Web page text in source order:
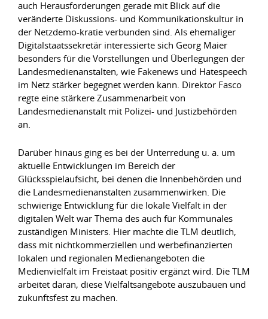
auch Herausforderungen gerade mit Blick auf die
veränderte Diskussions- und Kommunikationskultur in
der Netzdemo-kratie verbunden sind. Als ehemaliger
Digitalstaatssekretär interessierte sich Georg Maier
besonders für die Vorstellungen und Überlegungen der
Landesmedienanstalten, wie Fakenews und Hatespeech
im Netz stärker begegnet werden kann. Direktor Fasco
regte eine stärkere Zusammenarbeit von
Landesmedienanstalt mit Polizei- und Justizbehörden
an.
Darüber hinaus ging es bei der Unterredung u. a. um
aktuelle Entwicklungen im Bereich der
Glücksspielaufsicht, bei denen die Innenbehörden und
die Landesmedienanstalten zusammenwirken. Die
schwierige Entwicklung für die lokale Vielfalt in der
digitalen Welt war Thema des auch für Kommunales
zuständigen Ministers. Hier machte die TLM deutlich,
dass mit nichtkommerziellen und werbefinanzierten
lokalen und regionalen Medienangeboten die
Medienvielfalt im Freistaat positiv ergänzt wird. Die TLM
arbeitet daran, diese Vielfaltsangebote auszubauen und
zukunftsfest zu machen.